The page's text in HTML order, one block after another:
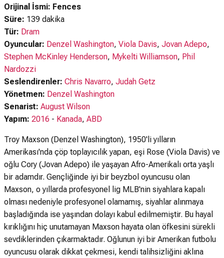
Orijinal İsmi: Fences
Süre: 139 dakika
Tür: Dram
Oyuncular: Denzel Washington, Viola Davis, Jovan Adepo,
Stephen McKinley Henderson, Mykelti Williamson, Phil
Nardozzi
Seslendirenler: Chris Navarro, Judah Getz
Yönetmen: Denzel Washington
Senarist: August Wilson
Yapım: 2016 - Kanada, ABD
Troy Maxson (Denzel Washington), 1950'li yılların
Amerikası'nda çöp toplayıcılık yapan, eşi Rose (Viola Davis) ve
oğlu Cory (Jovan Adepo) ile yaşayan Afro-Amerikalı orta yaşlı
bir adamdır. Gençliğinde iyi bir beyzbol oyuncusu olan
Maxson, o yıllarda profesyonel lig MLB'nin siyahlara kapalı
olması nedeniyle profesyonel olamamış, siyahlar alınmaya
başladığında ise yaşından dolayı kabul edilmemiştir. Bu hayal
kırıklığını hiç unutamayan Maxson hayata olan öfkesini sürekli
sevdiklerinden çıkarmaktadır. Oğlunun iyi bir Amerikan futbolu
oyuncusu olarak dikkat çekmesi, kendi talihsizliğini aklına